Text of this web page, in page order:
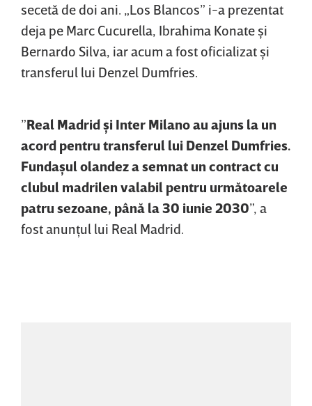
secetă de doi ani. „Los Blancos” i-a prezentat
deja pe Marc Cucurella, Ibrahima Konate şi
Bernardo Silva, iar acum a fost oficializat şi
transferul lui Denzel Dumfries.
”Real Madrid şi Inter Milano au ajuns la un
acord pentru transferul lui Denzel Dumfries.
Fundaşul olandez a semnat un contract cu
clubul madrilen valabil pentru următoarele
patru sezoane, până la 30 iunie 2030”, a
fost anunţul lui Real Madrid.